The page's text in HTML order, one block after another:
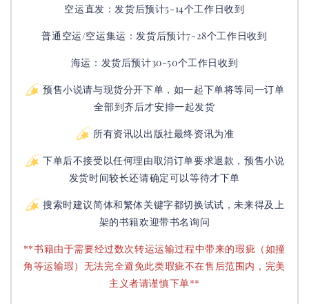
空运直发： 发货后预计5-14个工作日收到
普通空运/空运集运： 发货后预计7-28个工作日收到
海运：发货后预计30-50个工作日收到
预售小说请与现货分开下单，如一起下单将等同一订单
全部到齐后才安排一起发货
所有资讯以出版社最终资讯为准
下单后不接受以任何理由取消订单要求退款，预售小说
发货时间较长还请确定可以等待才下单
搜索时建议简体和繁体关键字都切换试试，未来得及上
架的书籍欢迎带书名询问
**书籍由于需要经过数次转运运输过程中带来的瑕疵（如撞
角等运输瑕）无法完全避免此类瑕疵不在售后范围内，完美
主义者请谨慎下单**